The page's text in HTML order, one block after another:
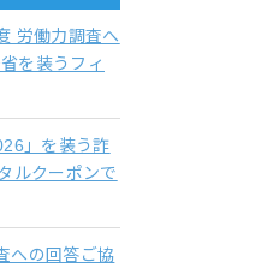
労働力調査へ
を装うフィ
」を装う詐
ルクーポンで
への回答ご協